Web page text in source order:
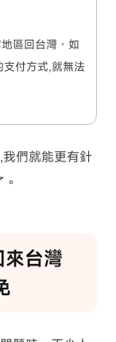
區回台灣，如
支付方式,就無法
們就能更有針
台灣